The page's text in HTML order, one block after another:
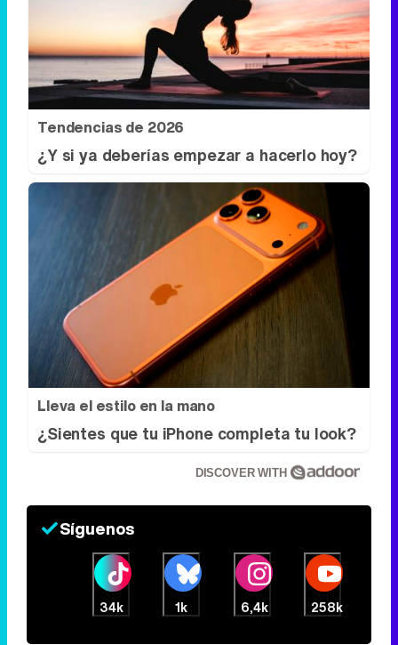
Tendencias de 2026
¿Y si ya deberías empezar a hacerlo hoy?
Lleva el estilo en la mano
¿Sientes que tu iPhone completa tu look?
DISCOVER WITH
Síguenos
34k 1k 6,4k 258k